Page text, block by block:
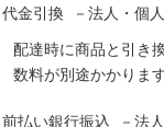
代金引換 －法人・個
配達時に商品と引き
数料が別途かかりま
前払い銀行振込 －法